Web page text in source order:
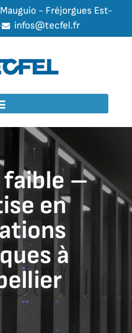
- Fréjorgues Est
infos@tecfel.fr
en
à